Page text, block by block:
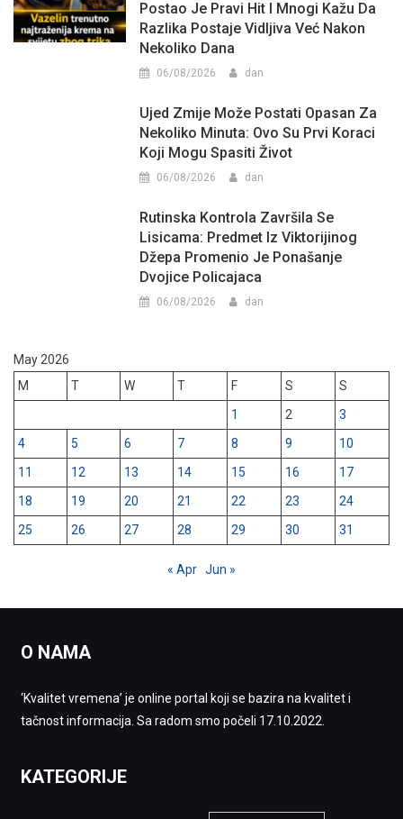
Postao Je Pravi Hit I Mnogi Kažu Da
Razlika Postaje Vidljiva Već Nakon
Nekoliko Dana
06/08/2026 dan
Ujed Zmije Može Postati Opasan Za
Nekoliko Minuta: Ovo Su Prvi Koraci
Koji Mogu Spasiti Život
06/08/2026 dan
Rutinska Kontrola Završila Se
Lisicama: Predmet Iz Viktorijinog
Džepa Promenio Je Ponašanje
Dvojice Policajaca
06/08/2026 dan
May 2026
M
T W T F S
S
1
2
3
4
5 6 7 8 9
10
11
12 13 14 15 16
17
18
19 20 21 22 23
24
25
26 27 28 29 30 31
« Apr Jun »
O NAMA
‘Kvalitet vremena’ je online portal koji se bazira na kvalitet i
tačnost informacija. Sa radom smo počeli 17.10.2022.
KATEGORIJE